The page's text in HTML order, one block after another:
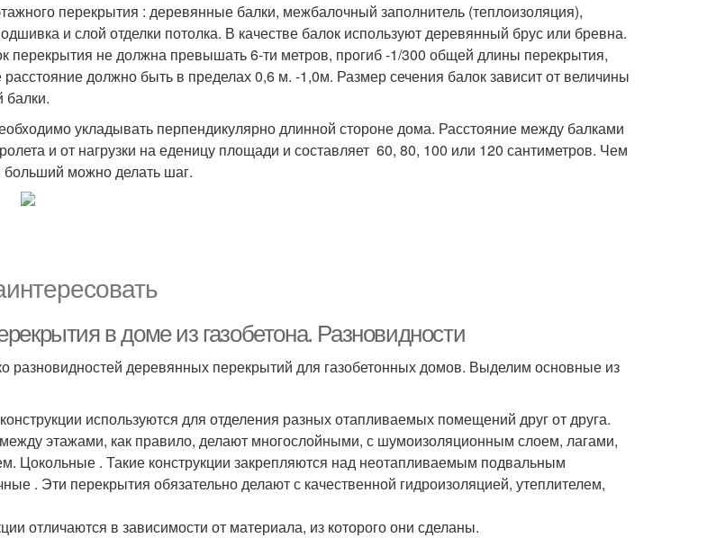
перекрытия : деревянные балки, межбалочный заполнитель (теплоизоляция),
и слой отделки потолка. В качестве балок используют деревянный брус или бревна.
перекрытия не должна превышать 6-ти метров, прогиб -1/300 общей длины перекрытия,
должно быть в пределах 0,6 м. -1,0м. Размер сечения балок зависит от величины
балки.
укладывать перпендикулярно длинной стороне дома. Расстояние между балками
и от нагрузки на еденицу площади и составляет 60, 80, 100 или 120 сантиметров. Чем
можно делать шаг.
в доме из газобетона. Разновидности
разновидностей деревянных перекрытий для газобетонных домов. Выделим основные из
используются для отделения разных отапливаемых помещений друг от друга.
этажами, как правило, делают многослойными, с шумоизоляционным слоем, лагами,
Цокольные . Такие конструкции закрепляются над неотапливаемым подвальным
. Эти перекрытия обязательно делают с качественной гидроизоляцией, утеплителем,
отличаются в зависимости от материала, из которого они сделаны.